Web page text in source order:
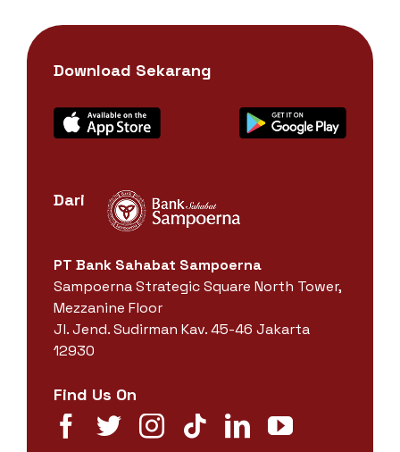
Download Sekarang
Dari
PT Bank Sahabat Sampoerna
Sampoerna Strategic Square North Tower,
Mezzanine Floor
Jl. Jend. Sudirman Kav. 45-46 Jakarta
12930
Find Us On